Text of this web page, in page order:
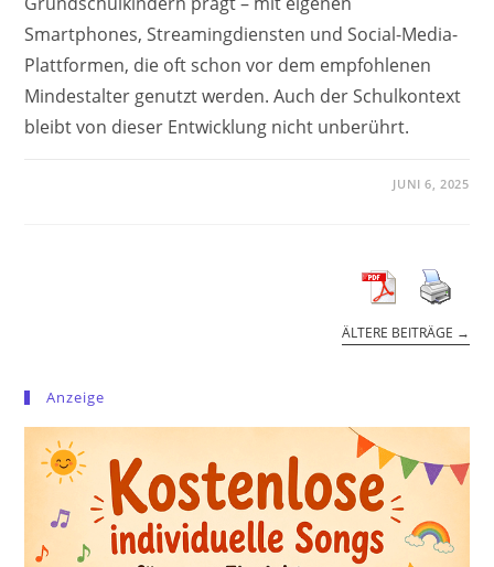
Smartphones, Streamingdiensten und Social-Media-
Plattformen, die oft schon vor dem empfohlenen
Mindestalter genutzt werden. Auch der Schulkontext
bleibt von dieser Entwicklung nicht unberührt.
JUNI 6, 2025
ÄLTERE BEITRÄGE →
Anzeige